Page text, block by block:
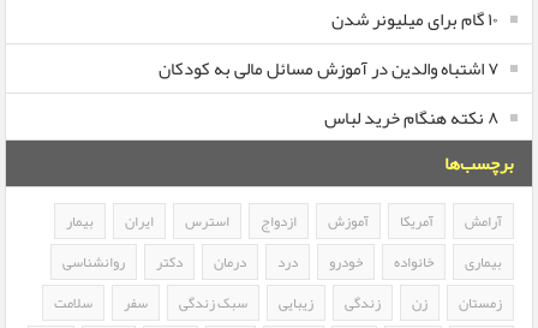
۱۰ گام برای میلیونر شدن
۷ اشتباه والدین در آموزش مسائل مالی به کودکان
۸ نکته هنگام خرید لباس
برچسب‌ها
آرامش آمریکا آموزش ازدواج استرس ایران
بیمار
بیماری
خانواده خودرو درد درمان دکتر
روانشناسی
زمستان
زن زندگی زیبایی سبک زندگی سفر
سلامت